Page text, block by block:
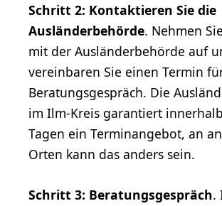
Schritt 2: Kontaktieren Sie die
Ausländerbehörde. Nehmen
mit der Ausländerbehörde auf
vereinbaren Sie einen Termin
Beratungsgespräch. Die
im Ilm-Kreis garantiert
Tagen ein Terminangebot, an
Orten kann das anders sein.
Schritt 3: Beratungsgespräch.